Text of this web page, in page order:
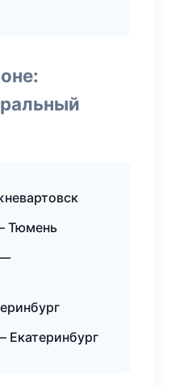
Тюмень
Екатеринбург